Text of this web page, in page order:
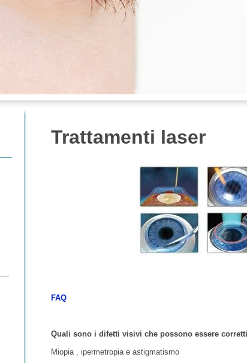
Trattamenti laser
FAQ
Quali sono i difetti visivi che possono essere
Miopia , ipermetropia e astigmatismo